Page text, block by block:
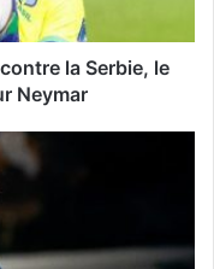
la Serbie, le
Neymar